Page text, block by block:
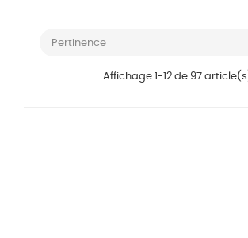
Pertinence
Affichage 1-12 de 97